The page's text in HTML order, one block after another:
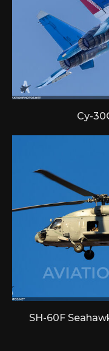
Су-
SH-60F